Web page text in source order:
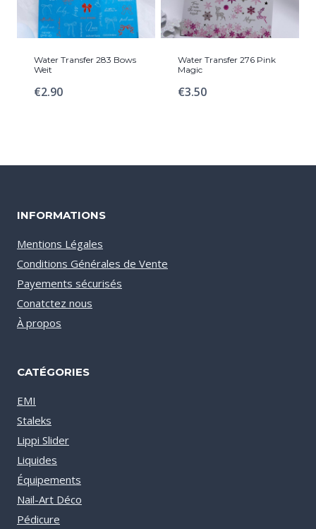
Water Transfer 283 Bows
Weit
€2.90
Water Transfer 276 Pink
Magic
€3.50
INFORMATIONS
Mentions Légales
Conditions Générales de Vente
Payements sécurisés
Conatctez nous
À propos
CATÉGORIES
EMI
Staleks
Lippi Slider
Liquides
Équipements
Nail-Art Déco
Pédicure